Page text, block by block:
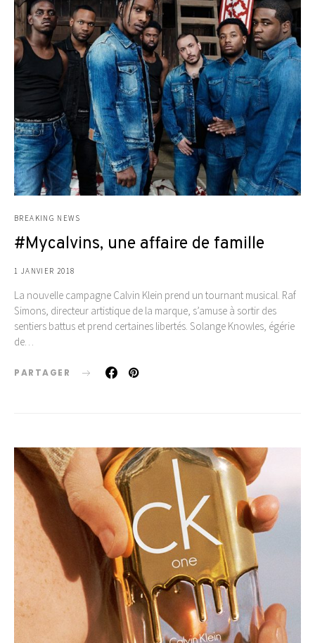
BREAKING NEWS
#Mycalvins, une affaire de famille
1 JANVIER 2018
La nouvelle campagne Calvin Klein prend un tournant musical. Raf
Simons, directeur artistique de la marque, s’amuse à sortir des
sentiers battus et prend certaines libertés. Solange Knowles, égérie
de…
PARTAGER